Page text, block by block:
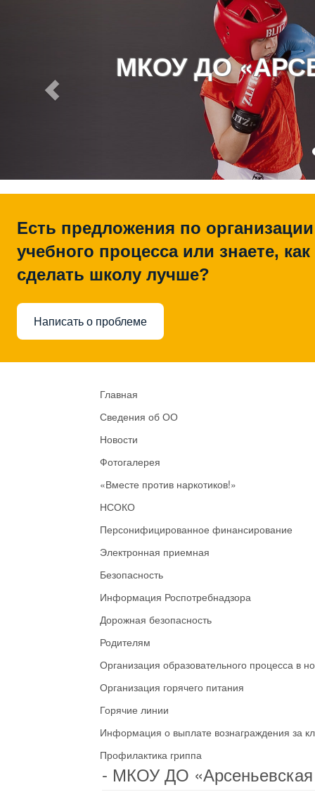
МКОУ ДО
Есть предложения по организации
учебного процесса или знаете, как
сделать школу лучше?
Написать о проблеме
Главная
Сведения об ОО
Новости
Фотогалерея
«Вместе против наркотиков!»
НСОКО
Персонифицированное финансирование
Электронная приемная
Безопасность
Информация Роспотребнадзора
Дорожная безопасность
Родителям
Организация образовательного процесса в
Организация горячего питания
Горячие линии
Информация о выплате вознаграждения за
Профилактика гриппа
- МКОУ ДО